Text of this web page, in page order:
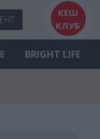
КЕШ
КЛУБ
BRIGHT LIFE